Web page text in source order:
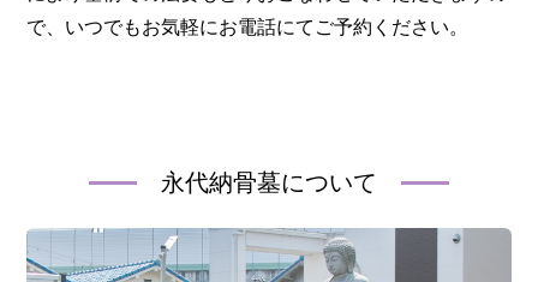
で、いつでもお気軽にお電話にてご予約ください。
永代納骨墓について